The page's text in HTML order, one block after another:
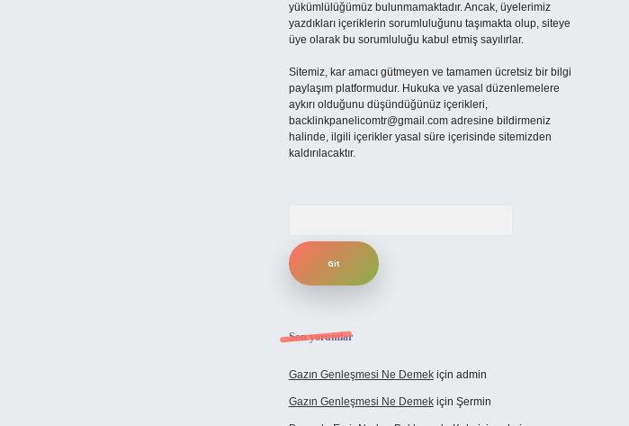
yükümlülüğümüz bulunmamaktadır. Ancak, üyelerimiz
yazdıkları içeriklerin sorumluluğunu taşımakta olup, siteye
üye olarak bu sorumluluğu kabul etmiş sayılırlar.
Sitemiz, kar amacı gütmeyen ve tamamen ücretsiz bir bilgi
paylaşım platformudur. Hukuka ve yasal düzenlemelere
aykırı olduğunu düşündüğünüz içerikleri,
backlinkpanelicomtr@gmail.comadresine bildirmeniz
halinde, ilgili içerikler yasal süre içerisinde sitemizden
kaldırılacaktır.
Son yorumlar
Gazın Genleşmesi Ne Demekiçin admin
Gazın Genleşmesi Ne Demekiçin Şermin